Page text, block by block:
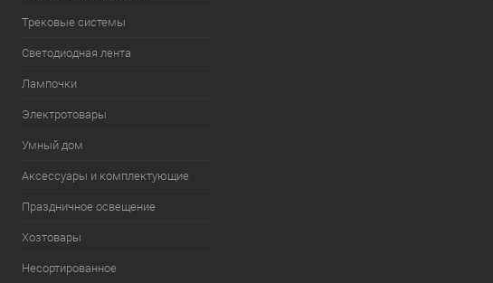
Трековые системы
Светодиодная лента
Лампочки
Электротовары
Умный дом
Аксессуары и комплектующие
Праздничное освещение
Хозтовары
Несортированное